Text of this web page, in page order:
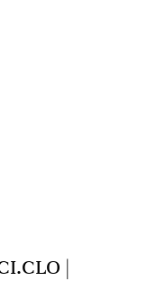
|